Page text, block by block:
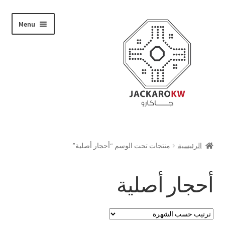
navigation
content
Menu
حسابي
الدفع
الرئيسية منتجات تحت الوسم “أحجار أصلية”
أحجار أصلية